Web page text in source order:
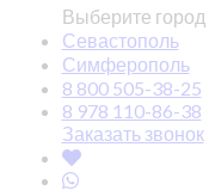
Выберите город
Севастополь
Симферополь
8 800 505-38-25
8 978 110-86-38
Заказать звонок